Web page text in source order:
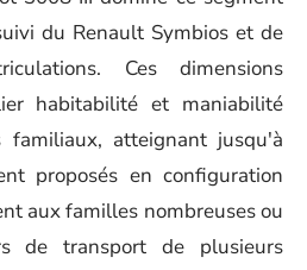
du Renault Symbios et de
Ces dimensions
habitabilité et maniabilité
familiaux, atteignant jusqu'à
proposés en configuration
aux familles nombreuses ou
de transport de plusieurs